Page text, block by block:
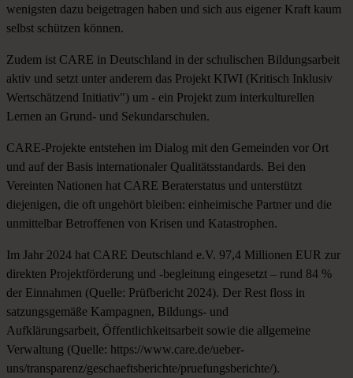
wenigsten dazu beigetragen haben und sich aus eigener Kraft kaum
selbst schützen können.
Zudem ist CARE in Deutschland in der schulischen Bildungsarbeit
aktiv und setzt unter anderem das Projekt KIWI (Kritisch Inklusiv
Wertschätzend Initiativ") um - ein Projekt zum interkulturellen
Lernen an Grund- und Sekundarschulen.
CARE-Projekte entstehen im Dialog mit den Gemeinden vor Ort
und auf der Basis internationaler Qualitätsstandards. Bei den
Vereinten Nationen hat CARE Beraterstatus und unterstützt
diejenigen, die oft ungehört bleiben: einheimische Partner und die
unmittelbar Betroffenen von Krisen und Katastrophen.
Im Jahr 2024 hat CARE Deutschland e.V. 97,4 Millionen EUR zur
direkten Projektförderung und -begleitung eingesetzt – rund 84 %
der Einnahmen (Quelle: Prüfbericht 2024). Der Rest floss in
satzungsgemäße Kampagnen, Bildungs- und
Aufklärungsarbeit, Öffentlichkeitsarbeit sowie die allgemeine
Verwaltung (Quelle: https://www.care.de/ueber-
uns/transparenz/geschaeftsberichte/pruefungsberichte/).